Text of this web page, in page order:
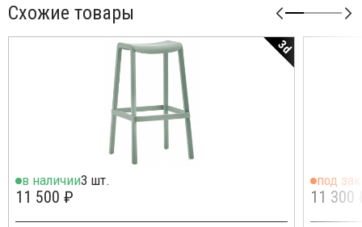
Схожие товары
3d
в наличии3 шт.
11 500 ₽
под
11 300